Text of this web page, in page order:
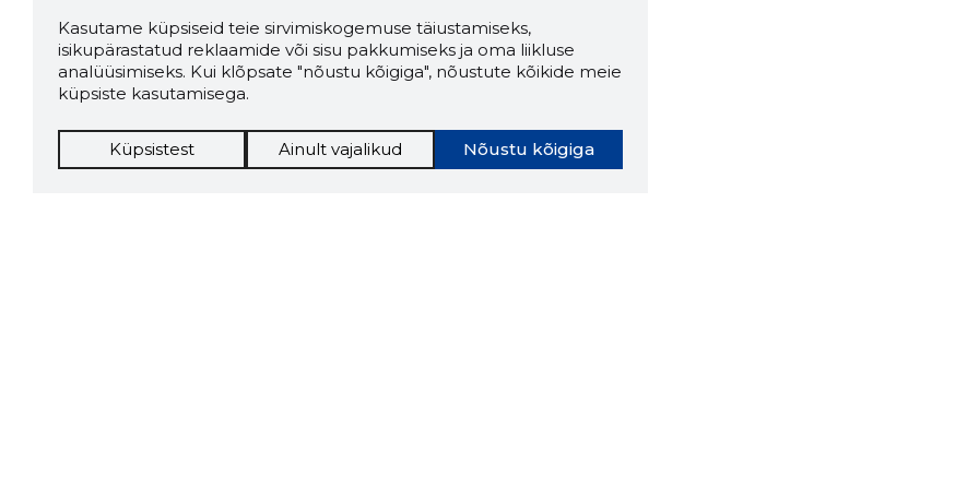
Kasutame küpsiseid teie sirvimiskogemuse täiustamiseks,
isikupärastatud reklaamide või sisu pakkumiseks ja oma liikluse
analüüsimiseks. Kui klõpsate "nõustu kõigiga", nõustute kõikide meie
küpsiste kasutamisega.
Nõustu kõigiga
Küpsistest Ainult vajalikud